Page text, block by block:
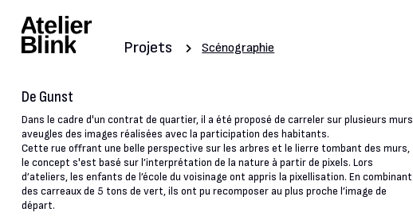
Projets Scénographie
De Gunst
Dans le cadre d'un contrat de quartier, il a été proposé de carreler sur plusieurs murs
aveugles des images réalisées avec la participation des habitants.
Cette rue offrant une belle perspective sur les arbres et le lierre tombant des murs,
le concept s'est basé sur l’interprétation de la nature à partir de pixels. Lors
d’ateliers, les enfants de l’école du voisinage ont appris la pixellisation. En combinant
des carreaux de 5 tons de vert, ils ont pu recomposer au plus proche l’image de
départ.